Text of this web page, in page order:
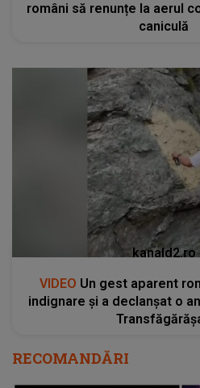
români să renunțe la aerul
caniculă
kanald2.ro
VIDEO Un gest aparent
indignare și a declanșat o
RECOMANDĂRI